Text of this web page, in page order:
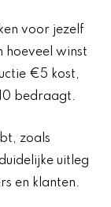
voor jezelf
hoeveel winst
€5 kost,
bedraagt.
zoals
uitleg
en klanten.